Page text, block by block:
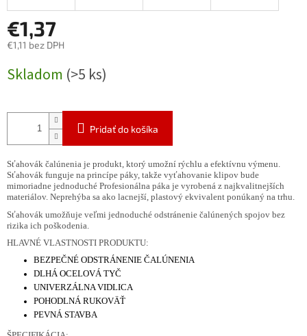
€1,37
€1,11 bez DPH
cena:
Skladom (>5 ks)
Pridať do košíka
Sťahovák čalúnenia je produkt, ktorý umožní rýchlu a efektívnu výmenu.
Sťahovák funguje na princípe páky, takže vyťahovanie klipov bude
mimoriadne jednoduché Profesionálna páka je vyrobená z najkvalitnejších
materiálov. Neprehýba sa ako lacnejší, plastový ekvivalent ponúkaný na trhu.
Sťahovák umožňuje veľmi jednoduché odstránenie čalúnených spojov bez
rizika ich poškodenia.
HLAVNÉ VLASTNOSTI PRODUKTU:
BEZPEČNÉ ODSTRÁNENIE ČALÚNENIA
DLHÁ OCELOVÁ TYČ
UNIVERZÁLNA VIDLICA
POHODLNÁ RUKOVÄŤ
PEVNÁ STAVBA